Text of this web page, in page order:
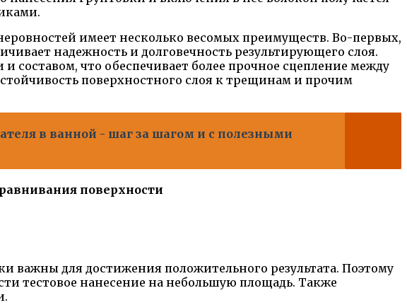
имеет несколько весомых преимуществ. Во-первых,
надежность и долговечность результирующего слоя.
что обеспечивает более прочное сцепление между
поверхностного слоя к трещинам и прочим
в ванной - шаг за шагом и с полезными
поверхности
важны для достижения положительного результата. Поэтому
тестовое нанесение на небольшую площадь. Также